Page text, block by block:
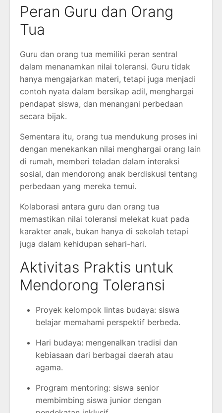
Peran Guru dan Orang
Tua
Guru dan orang tua memiliki peran sentral
dalam menanamkan nilai toleransi. Guru tidak
hanya mengajarkan materi, tetapi juga menjadi
contoh nyata dalam bersikap adil, menghargai
pendapat siswa, dan menangani perbedaan
secara bijak.
Sementara itu, orang tua mendukung proses ini
dengan menekankan nilai menghargai orang lain
di rumah, memberi teladan dalam interaksi
sosial, dan mendorong anak berdiskusi tentang
perbedaan yang mereka temui.
Kolaborasi antara guru dan orang tua
memastikan nilai toleransi melekat kuat pada
karakter anak, bukan hanya di sekolah tetapi
juga dalam kehidupan sehari-hari.
Aktivitas Praktis untuk
Mendorong Toleransi
Proyek kelompok lintas budaya: siswa
belajar memahami perspektif berbeda.
Hari budaya: mengenalkan tradisi dan
kebiasaan dari berbagai daerah atau
agama.
Program mentoring: siswa senior
membimbing siswa junior dengan